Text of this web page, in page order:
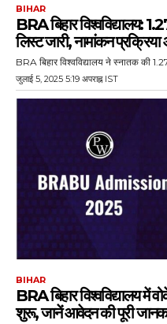
BIHAR
BRA बिहार विश्वविद्यालय:
लिस्ट जारी, नामांकन
BRA बिहार विश्वविद्यालय ने स्नातक की
जुलाई 5, 2025 5:19 अपराह्न IST
BIHAR
BRA बिहार विश्वविद्यालय में
शुरू, जानें आवेदन की पूरी